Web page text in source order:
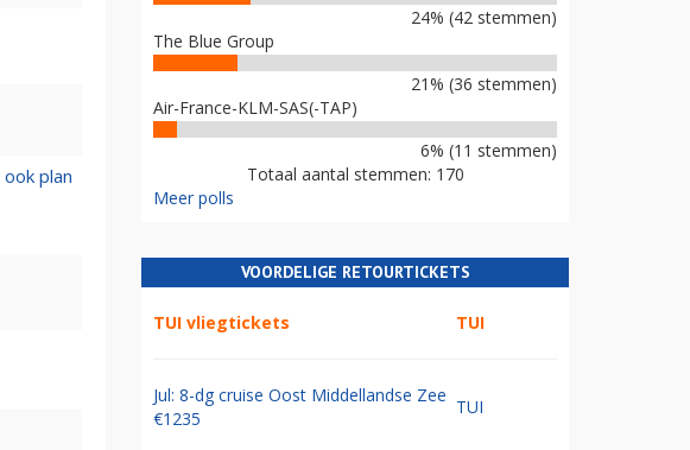
plan
24% (42 stemmen)
The Blue Group
21% (36 stemmen)
Air-France-KLM-SAS(-TAP)
6% (11 stemmen)
Totaal aantal stemmen: 170
Meer polls
VOORDELIGE RETOURTICKETS
TUI vliegtickets TUI
Jul: 8-dg cruise Oost Middellandse Zee
€1235
TUI